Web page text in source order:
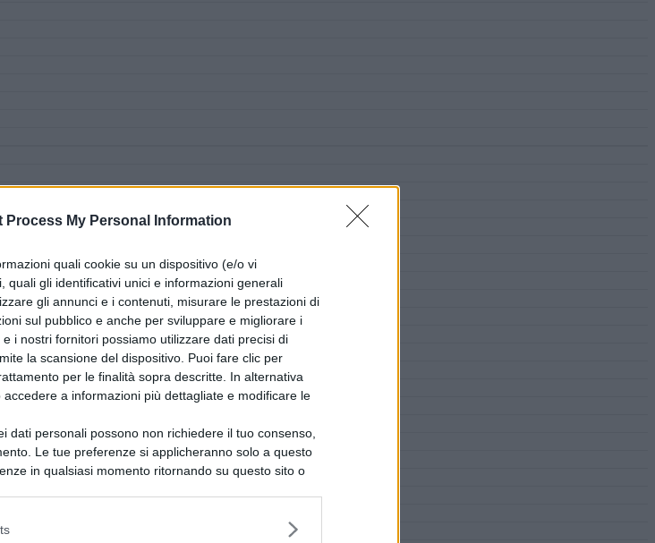
Process My Personal Information
quali cookie su un dispositivo (e/o vi
quali gli identificativi unici e informazioni generali
gli annunci e i contenuti, misurare le prestazioni di
sul pubblico e anche per sviluppare e migliorare i
i nostri fornitori possiamo utilizzare dati precisi di
la scansione del dispositivo. Puoi fare clic per
per le finalità sopra descritte. In alternativa
a informazioni più dettagliate e modificare le
dati personali possono non richiedere il tuo consenso,
Le tue preferenze si applicheranno solo a questo
in qualsiasi momento ritornando su questo sito o